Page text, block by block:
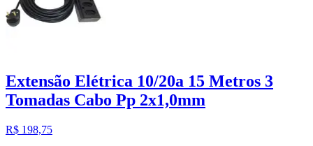
Extensão Elétrica 10/20a 15 Metros 3
Tomadas Cabo Pp 2x1,0mm
R$ 198,75